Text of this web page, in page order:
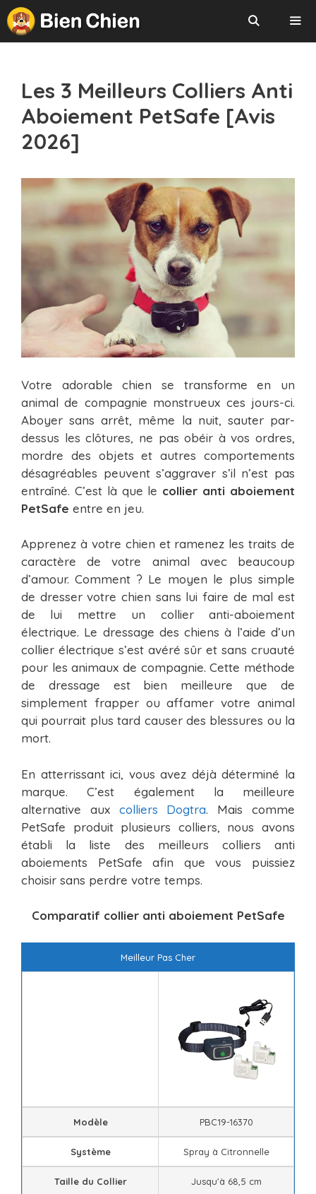
Aller
au
contenu
Les 3 Meilleurs Colliers Anti
Aboiement PetSafe [Avis
2026]
Votre adorable chien se transforme en un
animal de compagnie monstrueux ces jours-ci.
Aboyer sans arrêt, même la nuit, sauter par-
dessus les clôtures, ne pas obéir à vos ordres,
mordre des objets et autres comportements
désagréables peuvent s’aggraver s’il n’est pas
entraîné. C’est là que le collier anti aboiement
PetSafe entre en jeu.
Apprenez à votre chien et ramenez les traits de
caractère de votre animal avec beaucoup
d’amour. Comment ? Le moyen le plus simple
de dresser votre chien sans lui faire de mal est
de lui mettre un collier anti-aboiement
électrique. Le dressage des chiens à l’aide d’un
collier électrique s’est avéré sûr et sans cruauté
pour les animaux de compagnie. Cette méthode
de dressage est bien meilleure que de
simplement frapper ou affamer votre animal
qui pourrait plus tard causer des blessures ou la
mort.
En atterrissant ici, vous avez déjà déterminé la
marque. C’est également la meilleure
alternative aux colliers Dogtra. Mais comme
PetSafe produit plusieurs colliers, nous avons
établi la liste des meilleurs colliers anti
aboiements PetSafe afin que vous puissiez
choisir sans perdre votre temps.
Comparatif collier anti aboiement PetSafe
Meilleur Pas Cher
Modèle PBC19-16370
Système Spray à Citronnelle
Taille du Collier Jusqu'à 68,5 cm